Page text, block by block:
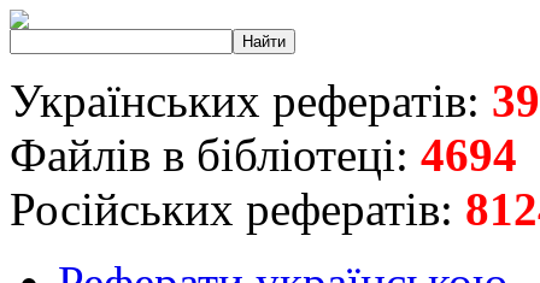
Українських рефератів:
Файлів в бібліотеці: 4694
Російських рефератів: